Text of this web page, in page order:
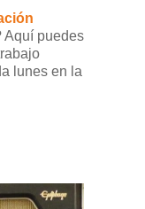
Aquí puedes
lunes en la